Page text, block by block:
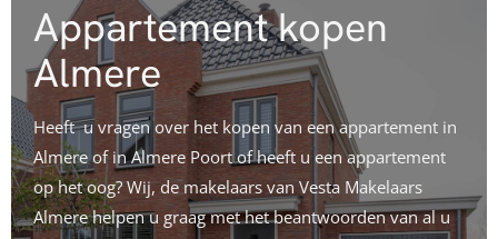
Appartement kopen
Almere
Heeft u vragen over het kopen van een appartement in
Almere of in Almere Poort of heeft u een appartement
op het oog? Wij, de makelaars van Vesta Makelaars
Almere helpen u graag met het beantwoorden van al u